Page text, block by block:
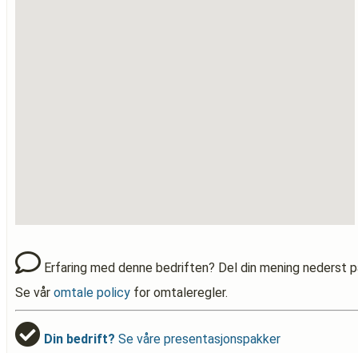
Erfaring med denne bedriften? Del din mening nederst
Se vår omtale policy for omtaleregler.
Din bedrift? Se våre presentasjonspakker